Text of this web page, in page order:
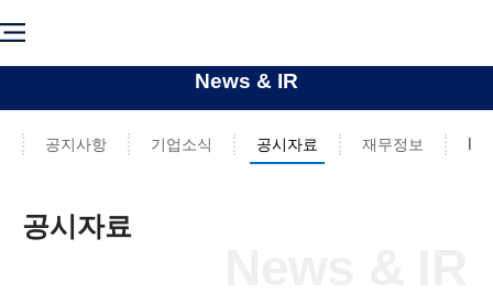
News & IR
공지사항 기업소식 공시자료 재무정보 IR
공시자료